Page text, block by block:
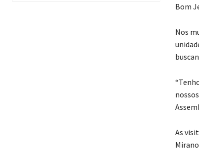
Bom
Nos
As